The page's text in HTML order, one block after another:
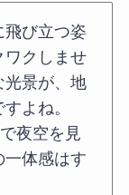
飛び立つ姿
ワクしませ
光景が、地
よね。
夜空を見
一体感はす